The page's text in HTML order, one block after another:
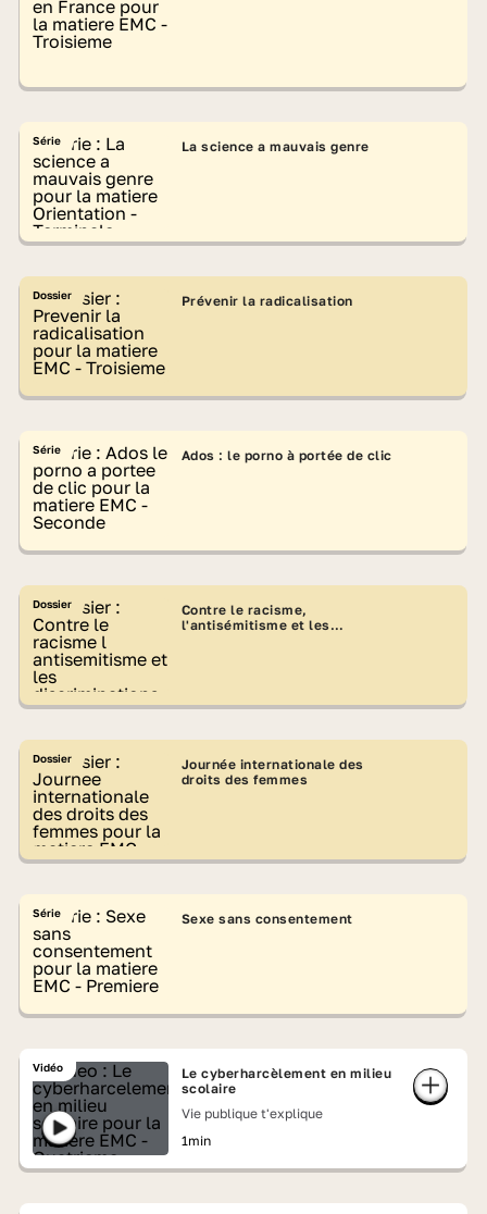
Série La science a mauvais genre
Dossier Prévenir la radicalisation
Série Ados : le porno à portée de clic
Dossier
Contre le racisme,
l'antisémitisme et les
Dossier
Journée internationale des
droits des femmes
Série Sexe sans consentement
Vidéo
Le cyberharcèlement en milieu
scolaire
Vie publique t'explique
1min